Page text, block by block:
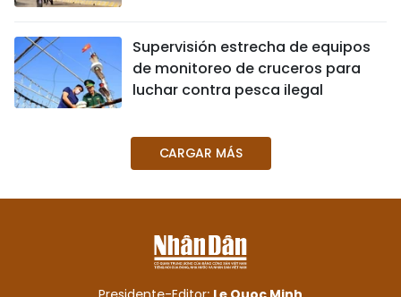
Supervisión estrecha de equipos
de monitoreo de cruceros para
luchar contra pesca ilegal
CARGAR MÁS